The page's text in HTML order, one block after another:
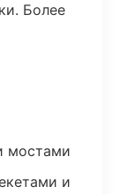
Более
мостами
и